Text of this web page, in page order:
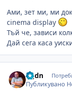
Ами, зет ми, ми
cinema display
Тъй че, зависи
Дай сега каса
bgdn
Публикувано